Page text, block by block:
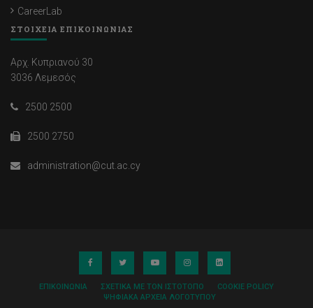
CareerLab
ΣΤΟΙΧΕΙΑ ΕΠΙΚΟΙΝΩΝΙΑΣ
Αρχ. Κυπριανού 30
3036 Λεμεσός
2500 2500
2500 2750
administration@cut.ac.cy
ΕΠΙΚΟΙΝΩΝΊΑ ΣΧΕΤΙΚΆ ΜΕ ΤΟΝ ΙΣΤΌΤΟΠΟ
COOKIE POLICY
ΨΗΦΙΑΚΆ ΑΡΧΕΊΑ ΛΟΓΌΤΥΠΟΥ